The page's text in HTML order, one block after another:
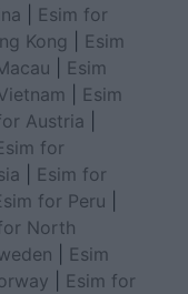
Esim for
Kong
Esim
Esim
Esim
Austria
for
Esim for
for Peru
North
Esim
Esim for